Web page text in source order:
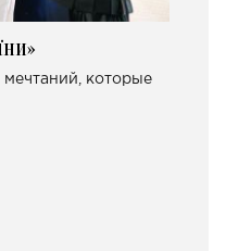
которые